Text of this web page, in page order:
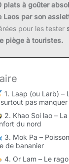
plats à goûter
Laos par son
pour les tester
piège à touristes.
1. Laap (ou Larb) –
pas manquer
2. Khao Soi lao –
du nord
3. Mok Pa –
de bananier
4. Or Lam – Le